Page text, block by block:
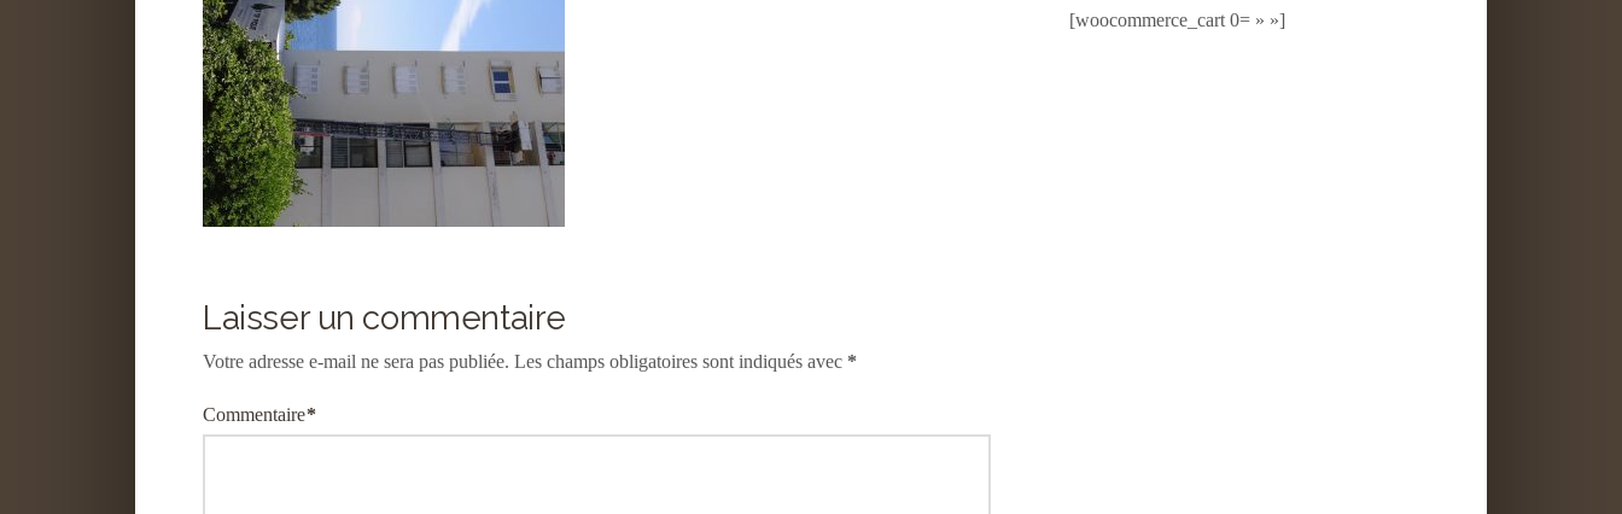
Laisser un commentaire
Votre adresse e-mail ne sera pas publiée. Les champs obligatoires sont indiqués avec *
Commentaire*
[woocommerce_cart 0= » »]